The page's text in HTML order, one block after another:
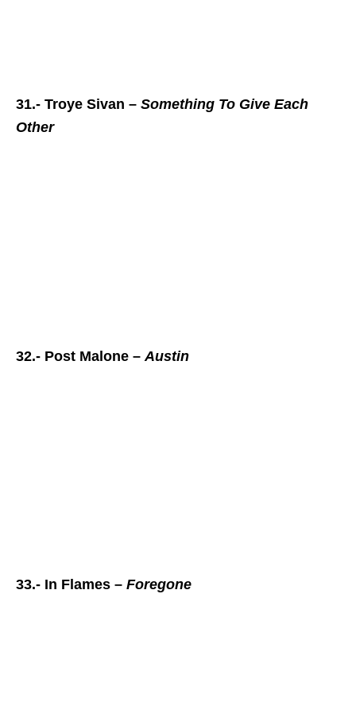
31.- Troye Sivan – Something To Give Each
Other
32.- Post Malone – Austin
33.- In Flames – Foregone